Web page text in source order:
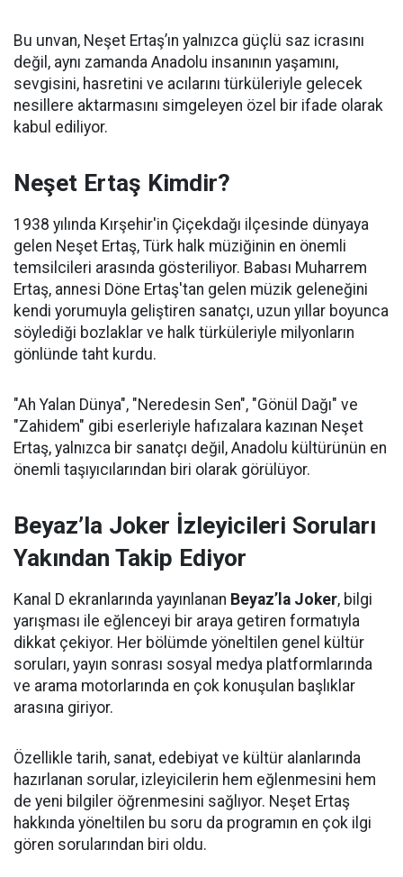
Bu unvan, Neşet Ertaş’ın yalnızca güçlü saz icrasını
değil, aynı zamanda Anadolu insanının yaşamını,
sevgisini, hasretini ve acılarını türküleriyle gelecek
nesillere aktarmasını simgeleyen özel bir ifade olarak
kabul ediliyor.
Neşet Ertaş Kimdir?
1938 yılında Kırşehir'in Çiçekdağı ilçesinde dünyaya
gelen Neşet Ertaş, Türk halk müziğinin en önemli
temsilcileri arasında gösteriliyor. Babası Muharrem
Ertaş, annesi Döne Ertaş'tan gelen müzik geleneğini
kendi yorumuyla geliştiren sanatçı, uzun yıllar boyunca
söylediği bozlaklar ve halk türküleriyle milyonların
gönlünde taht kurdu.
"Ah Yalan Dünya", "Neredesin Sen", "Gönül Dağı" ve
"Zahidem" gibi eserleriyle hafızalara kazınan Neşet
Ertaş, yalnızca bir sanatçı değil, Anadolu kültürünün en
önemli taşıyıcılarından biri olarak görülüyor.
Beyaz’la Joker İzleyicileri Soruları
Yakından Takip Ediyor
Kanal D ekranlarında yayınlanan Beyaz’la Joker, bilgi
yarışması ile eğlenceyi bir araya getiren formatıyla
dikkat çekiyor. Her bölümde yöneltilen genel kültür
soruları, yayın sonrası sosyal medya platformlarında
ve arama motorlarında en çok konuşulan başlıklar
arasına giriyor.
Özellikle tarih, sanat, edebiyat ve kültür alanlarında
hazırlanan sorular, izleyicilerin hem eğlenmesini hem
de yeni bilgiler öğrenmesini sağlıyor. Neşet Ertaş
hakkında yöneltilen bu soru da programın en çok ilgi
gören sorularından biri oldu.